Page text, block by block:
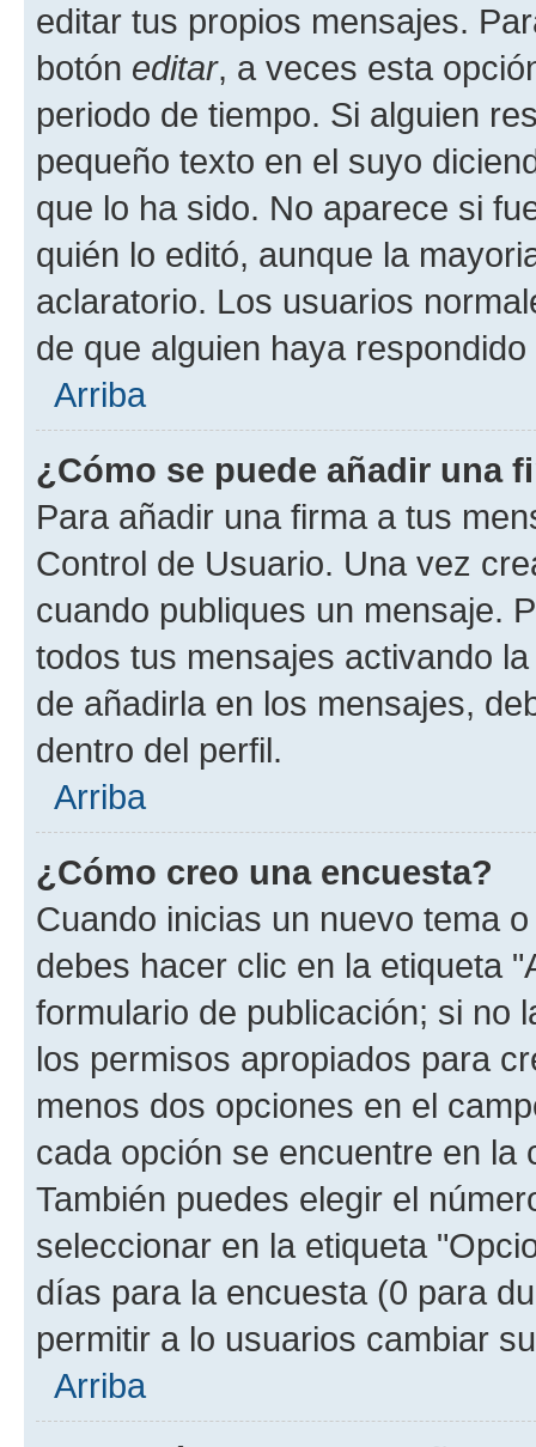
editar tus propios mensajes.
botón editar, a veces esta
periodo de tiempo. Si alguien
pequeño texto en el suyo
que lo ha sido. No aparece si
quién lo editó, aunque la
aclaratorio. Los usuarios
de que alguien haya
Arriba
¿Cómo se puede añadir una
Para añadir una firma a tus
Control de Usuario. Una vez
cuando publiques un mensaje.
todos tus mensajes activando
de añadirla en los mensajes,
dentro del perfil.
Arriba
¿Cómo creo una encuesta?
Cuando inicias un nuevo tema
debes hacer clic en la etiqueta
formulario de publicación; si no
los permisos apropiados para
menos dos opciones en el
cada opción se encuentre en
También puedes elegir el
seleccionar en la etiqueta
días para la encuesta (0 para
permitir a lo usuarios cambiar
Arriba